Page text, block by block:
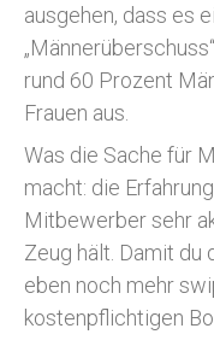
ausgehen, dass es
rund 60 Prozent
Frauen aus.
Was die Sache für
macht: die
Mitbewerber sehr
Zeug hält. Damit du
eben noch mehr
kostenpflichtigen